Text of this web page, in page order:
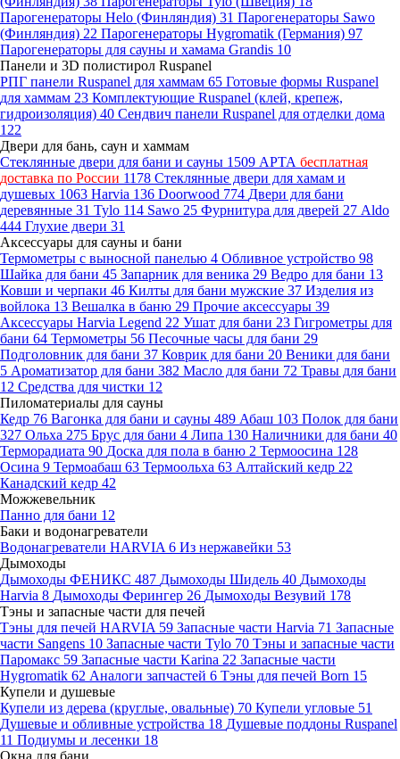
Парогенераторы Helo (Финляндия) 31 Парогенераторы Sawo
(Финляндия) 22 Парогенераторы Hygromatik (Германия) 97
Парогенераторы для сауны и хамама Grandis 10
Панели и 3D полистирол Ruspanel
РПГ панели Ruspanel для хаммам 65 Готовые формы Ruspanel
для хаммам 23 Комплектующие Ruspanel (клей, крепеж,
гидроизоляция) 40 Сендвич панели Ruspanel для отделки дома
122
Двери для бань, саун и хаммам
Стеклянные двери для бани и сауны 1509 АРТА бесплатная
доставка по России 1178 Стеклянные двери для хамам и
душевых 1063 Harvia 136 Doorwood 774 Двери для бани
деревянные 31 Tylo 114 Sawo 25 Фурнитура для дверей 27 Aldo
444 Глухие двери 31
Аксессуары для сауны и бани
Термометры с выносной панелью 4 Обливное устройство 98
Шайка для бани 45 Запарник для веника 29 Ведро для бани 13
Ковши и черпаки 46 Килты для бани мужские 37 Изделия из
войлока 13 Вешалка в баню 29 Прочие аксессуары 39
Аксессуары Harvia Legend 22 Ушат для бани 23 Гигрометры для
бани 64 Термометры 56 Песочные часы для бани 29
Подголовник для бани 37 Коврик для бани 20 Веники для бани
5 Ароматизатор для бани 382 Масло для бани 72 Травы для бани
12 Средства для чистки 12
Пиломатериалы для сауны
Кедр 76 Вагонка для бани и сауны 489 Абаш 103 Полок для бани
327 Ольха 275 Брус для бани 4 Липа 130 Наличники для бани 40
Терморадиата 90 Доска для пола в баню 2 Термоосина 128
Осина 9 Термоабаш 63 Термоольха 63 Алтайский кедр 22
Канадский кедр 42
Можжевельник
Панно для бани 12
Баки и водонагреватели
Водонагреватели HARVIA 6 Из нержавейки 53
Дымоходы
Дымоходы ФЕНИКС 487 Дымоходы Шидель 40 Дымоходы
Harvia 8 Дымоходы Ферингер 26 Дымоходы Везувий 178
Тэны и запасные части для печей
Тэны для печей HARVIA 59 Запасные части Harvia 71 Запасные
части Sangens 10 Запасные части Tylo 70 Тэны и запасные части
Паромакс 59 Запасные части Karina 22 Запасные части
Hygromatik 62 Аналоги запчастей 6 Тэны для печей Born 15
Купели и душевые
Купели из дерева (круглые, овальные) 70 Купели угловые 51
Душевые и обливные устройства 18 Душевые поддоны Ruspanel
11 Подиумы и лесенки 18
Окна для бани